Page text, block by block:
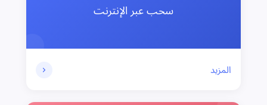
سحب عبر الإنترنت
المزيد